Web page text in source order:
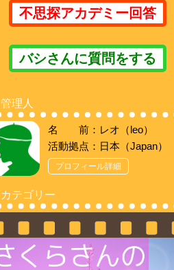
不思探アカデミー回答
バシさんに質問をする
管理人
名 前：レオ（leo）
活動拠点：日本（Japan）
プロフィール詳細
カテゴリー